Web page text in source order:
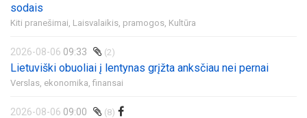
sodais
Kiti pranešimai, Laisvalaikis, pramogos, Kultūra
2026-08-06 09:33 (2)
Lietuviški obuoliai į lentynas grįžta anksčiau nei pernai
Verslas, ekonomika, finansai
2026-08-06 09:00 (8)